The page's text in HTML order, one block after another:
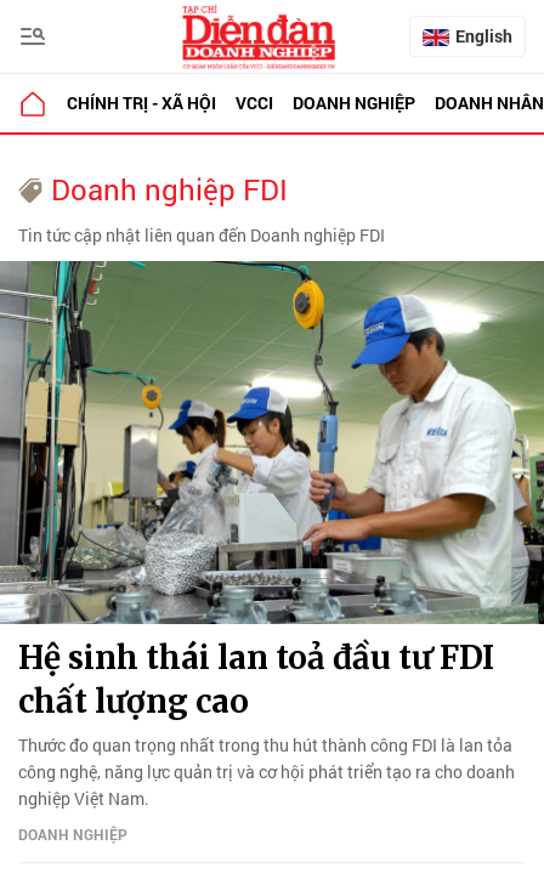
English
CHÍNH TRỊ - XÃ HỘI VCCI DOANH NGHIỆP DOANH NHÂN
Doanh nghiệp FDI
Tin tức cập nhật liên quan đến Doanh nghiệp FDI
Hệ sinh thái lan toả đầu tư FDI
chất lượng cao
Thước đo quan trọng nhất trong thu hút thành công FDI là lan tỏa
công nghệ, năng lực quản trị và cơ hội phát triển tạo ra cho doanh
nghiệp Việt Nam.
DOANH NGHIỆP